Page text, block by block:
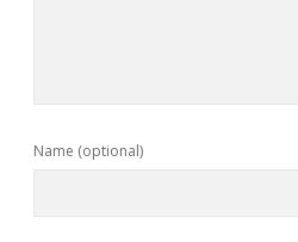
Name (optional)